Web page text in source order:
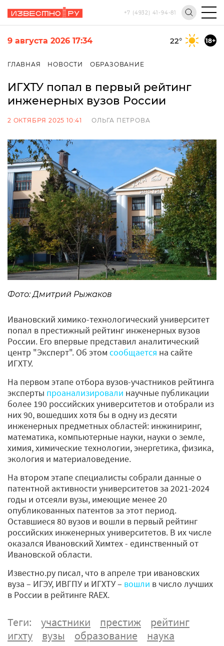
+7 (4932) 41-94-81
9 августа 2026 17:34 22° 18+
ГЛАВНАЯ НОВОСТИ ОБРАЗОВАНИЕ
ИГХТУ попал в первый рейтинг
инженерных вузов России
2 ОКТЯБРЯ 2025 10:41 ОЛЬГА ПЕТРОВА
Фото: Дмитрий Рыжаков
Ивановский химико-технологический университет
попал в престижный рейтинг инженерных вузов
России. Его впервые представил аналитический
центр "Эксперт". Об этом сообщается на сайте
ИГХТУ.
На первом этапе отбора вузов-участников рейтинга
эксперты проанализировали научные публикации
более 190 российских университетов и отобрали из
них 90, вошедших хотя бы в одну из десяти
инженерных предметных областей: инжиниринг,
математика, компьютерные науки, науки о земле,
химия, химические технологии, энергетика, физика,
экология и материаловедение.
На втором этапе специалисты собрали данные о
патентной активности университетов за 2021-2024
годы и отсеяли вузы, имеющие менее 20
опубликованных патентов за этот период.
Оставшиеся 80 вузов и вошли в первый рейтинг
российских инженерных университетов. В их числе
оказался Ивановский Химтех - единственный от
Ивановской области.
Известно.ру писал, что в апреле три ивановских
вуза – ИГЭУ, ИВГПУ и ИГХТУ – вошли в число лучших
в России в рейтинге RAEX.
Теги: участники престиж
рейтинг
игхту
вузы образование наука